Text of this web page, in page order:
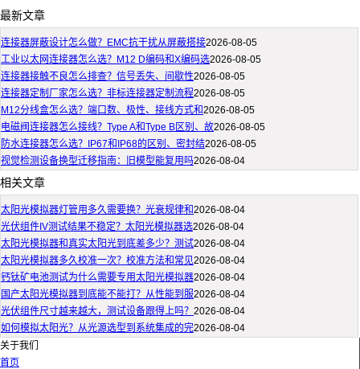
最新文章
连接器屏蔽设计怎么做？EMC抗干扰从屏蔽搭接2026-08-05
工业以太网连接器怎么选？M12 D编码和X编码选2026-08-05
连接器接触不良怎么排查？信号丢失、间歇性2026-08-05
连接器定制厂家怎么选？非标连接器定制流程2026-08-05
M12分线盒怎么选？端口数、极性、接线方式和2026-08-05
电磁阀连接器怎么接线？Type A和Type B区别、故2026-08-05
防水连接器怎么选？IP67和IP68的区别、密封结2026-08-05
视觉检测设备换型迁移指南：旧模型能复用吗2026-08-04
相关文章
太阳光模拟器灯管用多久需要换？光衰规律和2026-08-04
光伏组件IV测试结果不稳定？太阳光模拟器选2026-08-04
太阳光模拟器和真实太阳光到底差多少？测试2026-08-04
太阳光模拟器多久校准一次？校准方法和常见2026-08-04
钙钛矿电池测试为什么需要专用太阳光模拟器2026-08-04
国产太阳光模拟器到底能不能打？从性能到服2026-08-04
光伏组件尺寸越来越大，测试设备跟得上吗？ 2026-08-04
如何模拟太阳光？从光源选型到系统集成的完2026-08-04
关于我们
首页